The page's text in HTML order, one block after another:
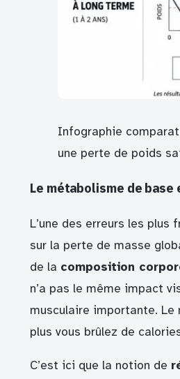
Infographie
une perte de poids
Le métabolisme de
L’une des erreurs les
sur la perte de masse
de la composition
n’a pas le même impact
musculaire importante. Le
plus vous brûlez de
C’est ici que la notion de